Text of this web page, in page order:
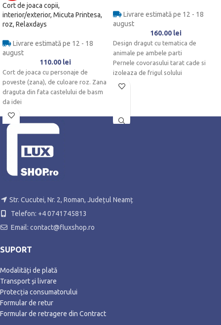
Cort de joaca copii,
interior/exterior, Micuta Printesa,
roz, Relaxdays
Livrare estimată pe 12 - 18
august
110.00 lei
Cort de joaca cu personaje de
poveste (zana), de culoare roz. Zana
draguta din fata castelului de basm
da idei
Livrare estimată pe 12 - 18
august
160.00 lei
Design dragut cu tematica de
animale pe ambele parti
Pernele covorasului tarat cade si
izoleaza de frigul solului
Distractie fara probleme datorita
Pliati dupa utilizare si depozitati
Str. Cucutei, Nr. 2, Roman, Județul Neamț
Telefon: +4 0741745813
Email: contact@fluxshop.ro
SUPORT
Modalități de plată
Transport și livrare
Protecția consumatorului
Formular de retur
Formular de retragere din Contract